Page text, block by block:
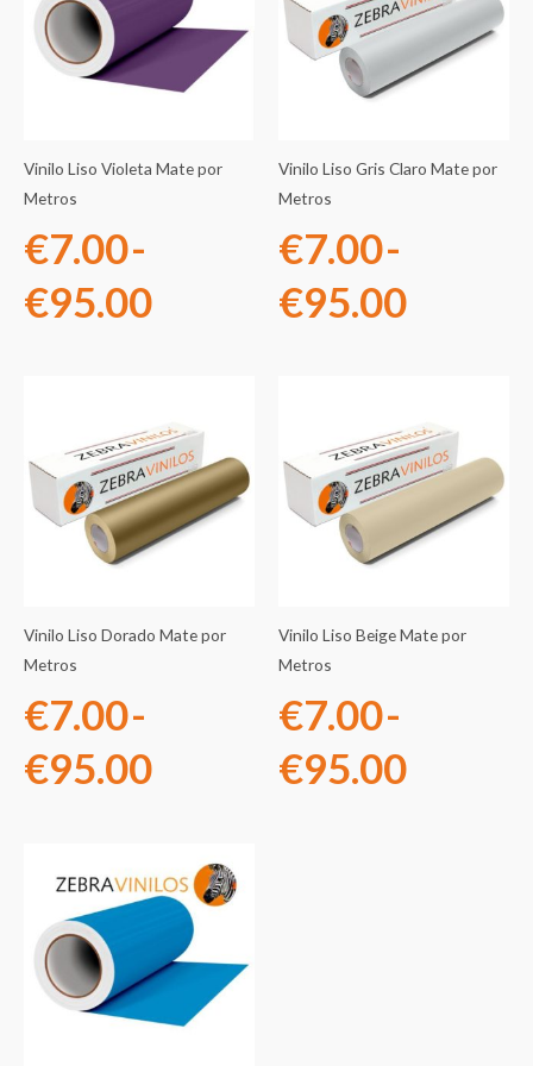
Vinilo Liso Violeta Mate por
Metros
€7.00-
€95.00
precios:
desde
Vinilo Liso Gris Claro Mate por
Metros
€7.00-
€95.00
desde
Vinilo Liso Dorado Mate por
Metros
€7.00-
€95.00
de
precios:
desde
€7.00
Vinilo Liso Beige Mate por
Metros
€7.00-
€95.00
de
desde
€7.00
Rango
de
precios:
desde